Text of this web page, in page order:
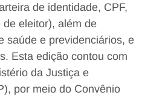
de identidade, CPF,
eleitor), além de
saúde e previdenciários, e
Esta edição contou com
da Justiça e
por meio do Convênio